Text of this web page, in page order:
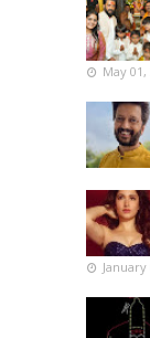
May 01,
January